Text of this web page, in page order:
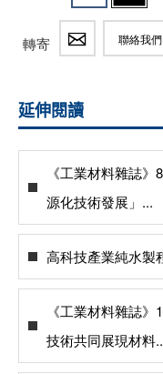
轉寄 聯絡我們
延伸閱讀
《工業材料雜誌
源化技術發展」...
高科技產業純水製
《工業材料雜誌
技術共同展現材料